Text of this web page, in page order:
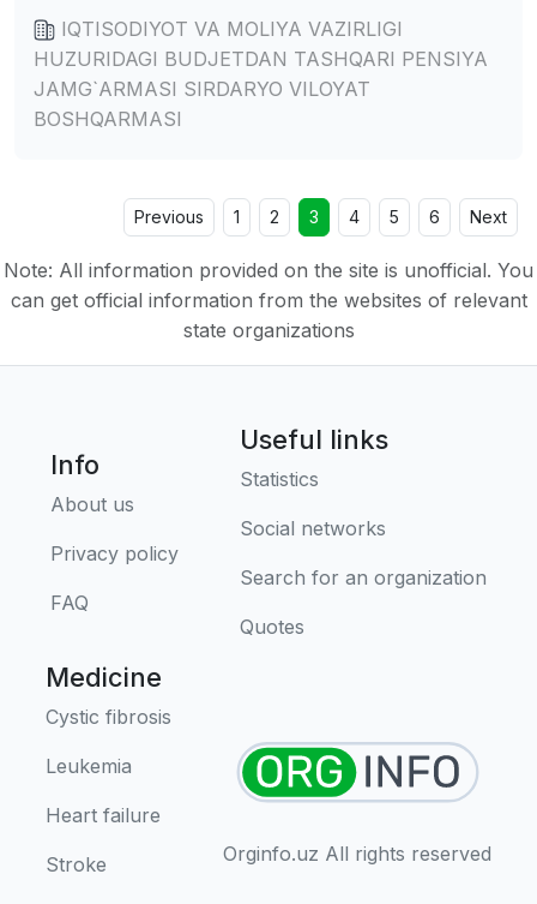
IQTISODIYOT VA MOLIYA VAZIRLIGI
HUZURIDAGI BUDJETDAN TASHQARI PENSIYA
JAMG`ARMASI SIRDARYO VILOYAT
BOSHQARMASI
Previous 1 2 3 4 5 6 Next
Note: All information provided on the site is unofficial. You
can get official information from the websites of relevant
state organizations
Orginfo.uz All rights reserved
Info
About us
Privacy policy
FAQ
Useful links
Statistics
Social networks
Search for an organization
Quotes
Medicine
Cystic fibrosis
Leukemia
Heart failure
Stroke